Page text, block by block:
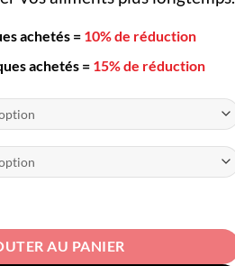
achetés = 10% de réduction
achetés = 15% de réduction
Sous Vide
AU PANIER